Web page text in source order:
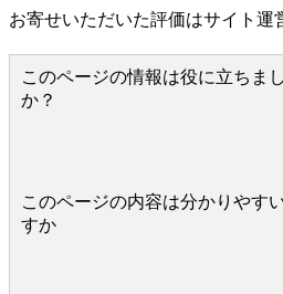
お寄せいただいた評価はサイト運
このページの情報は役に立ちま
か？
このページの内容は分かりやす
すか